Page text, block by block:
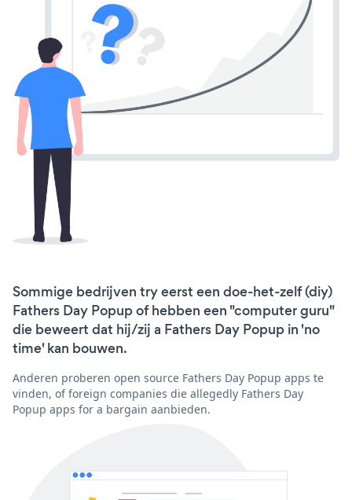
Sommige bedrijven try eerst een doe-het-zelf (diy)
Fathers Day Popup of hebben een "computer guru"
die beweert dat hij/zij a Fathers Day Popup in 'no
time' kan bouwen.
Anderen proberen open source Fathers Day Popup apps te
vinden, of foreign companies die allegedly Fathers Day
Popup apps for a bargain aanbieden.